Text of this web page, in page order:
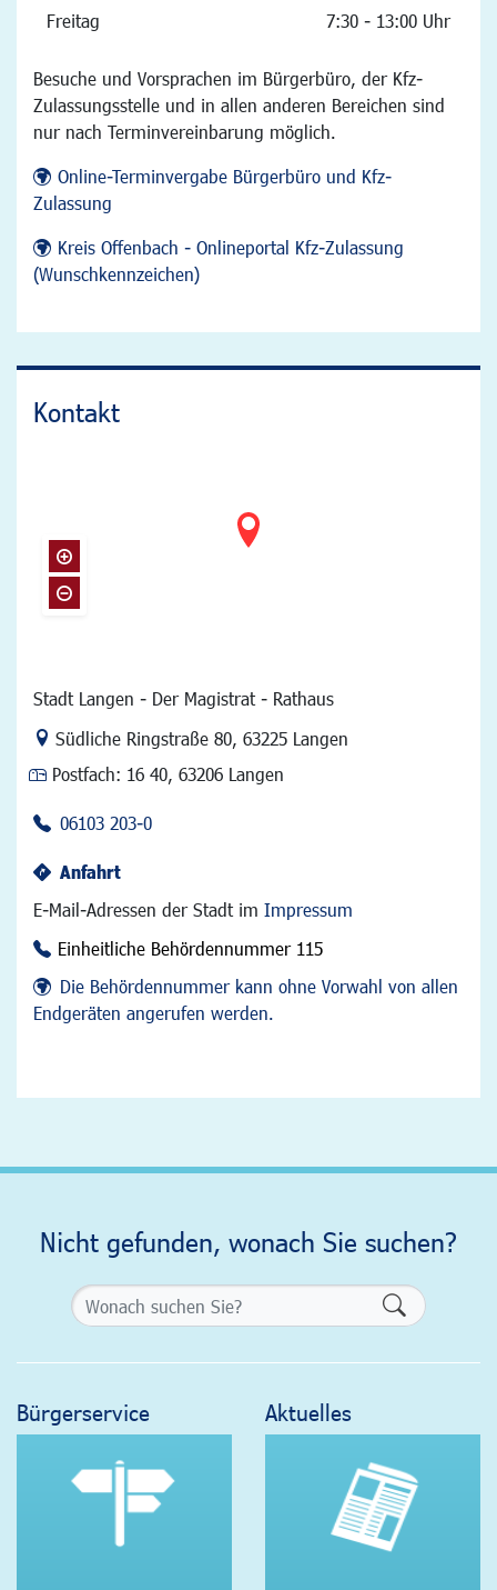
Freitag 7:30 - 13:00 Uhr
Besuche und Vorsprachen im Bürgerbüro, der Kfz-
Zulassungsstelle und in allen anderen Bereichen sind
nur nach Terminvereinbarung möglich.
Online-Terminvergabe Bürgerbüro und Kfz-
Zulassung
Kreis Offenbach - Onlineportal Kfz-Zulassung
(Wunschkennzeichen)
Kontakt
Stadt Langen - Der Magistrat - Rathaus
Link zur Google-Maps Navigation
Südliche Ringstraße 80, 63225 Langen
Postfach: 16 40, 63206 Langen
06103 203-0
Anfahrt
E-Mail-Adressen der Stadt im Impressum
Einheitliche Behördennummer 115
Die Behördennummer kann ohne Vorwahl von allen
Endgeräten angerufen werden.
Nicht gefunden, wonach Sie suchen?
Bürgerservice Aktuelles